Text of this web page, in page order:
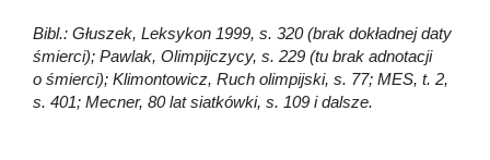
Bibl.: Głuszek, Leksykon 1999, s. 320 (brak dokładnej daty
śmierci); Pawlak, Olimpijczycy, s. 229 (tu brak adnotacji
o śmierci); Klimontowicz, Ruch olimpijski, s. 77; MES, t. 2,
s. 401; Mecner, 80 lat siatkówki, s. 109 i dalsze.